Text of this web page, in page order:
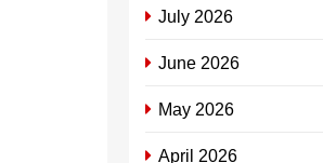
July 2026
June 2026
May 2026
April 2026